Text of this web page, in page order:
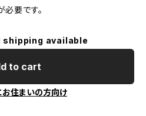
要です。
available
to cart
お住まいの方向け